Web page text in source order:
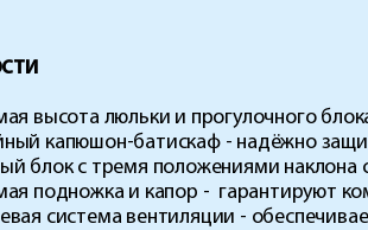
высота люльки и прогулочного
капюшон-батискаф - надёжно
блок с тремя положениями
подножка и капор - гарантируют
система вентиляции -